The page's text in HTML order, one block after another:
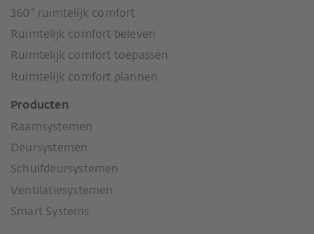
360° ruimtelijk comfort
Ruimtelijk comfort beleven
Ruimtelijk comfort toepassen
Ruimtelijk comfort plannen
Producten
Raamsystemen
Deursystemen
Schuifdeursystemen
Ventilatiesystemen
Smart Systems